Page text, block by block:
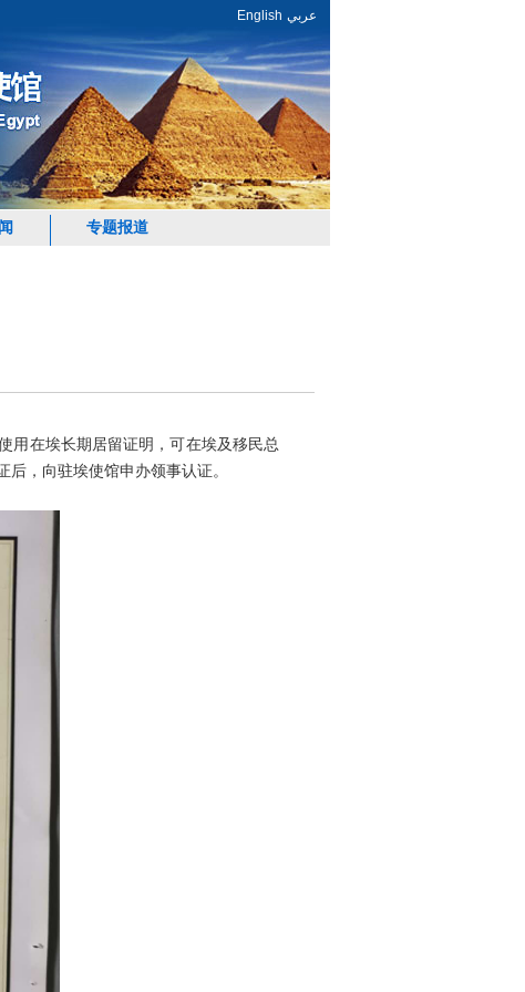
English عربي
专题报道
用在埃长期居留证明，可在埃及移民总
，向驻埃使馆申办领事认证。